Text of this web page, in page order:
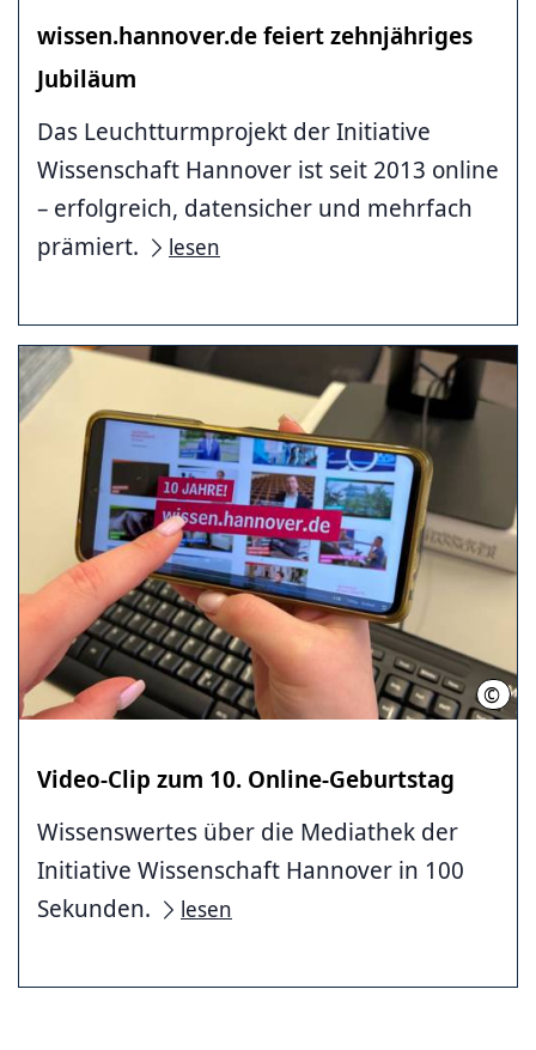
wissen.hannover.de feiert zehnjähriges
Jubiläum
Das Leuchtturmprojekt der Initiative
Wissenschaft Hannover ist seit 2013 online
– erfolgreich, datensicher und mehrfach
prämiert.
lesen
©
Video-Clip zum 10. Online-Geburtstag
Wissenswertes über die Mediathek der
Initiative Wissenschaft Hannover in 100
Sekunden.
lesen